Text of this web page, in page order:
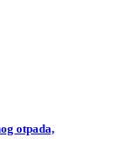
otpada,